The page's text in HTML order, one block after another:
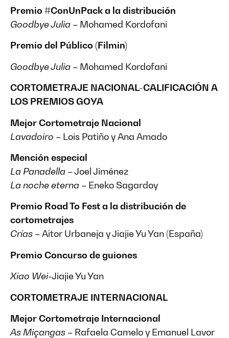
Premio #ConUnPack a la distribución
Goodbye Julia – Mohamed Kordofani
Premio del Público (Filmin)
Goodbye Julia – Mohamed Kordofani
CORTOMETRAJE NACIONAL-CALIFICACIÓN A
LOS PREMIOS GOYA
Mejor Cortometraje Nacional
Lavadoiro – Lois Patiño y Ana Amado
Mención especial
La Panadella – Joel Jiménez
La noche eterna – Eneko Sagardoy
Premio Road To Fest a la distribución de
cortometrajes
Crías – Aitor Urbaneja y Jiajie Yu Yan (España)
Premio Concurso de guiones
Xiao Wei-Jiajie Yu Yan
CORTOMETRAJE INTERNACIONAL
Mejor Cortometraje Internacional
As Miçangas – Rafaela Camelo y Emanuel Lavor